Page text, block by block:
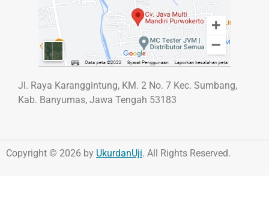
Jl. Raya Karanggintung, KM. 2 No. 7 Kec. Sumbang,
Kab. Banyumas, Jawa Tengah 53183
Copyright © 2026 by UkurdanUji. All Rights Reserved.